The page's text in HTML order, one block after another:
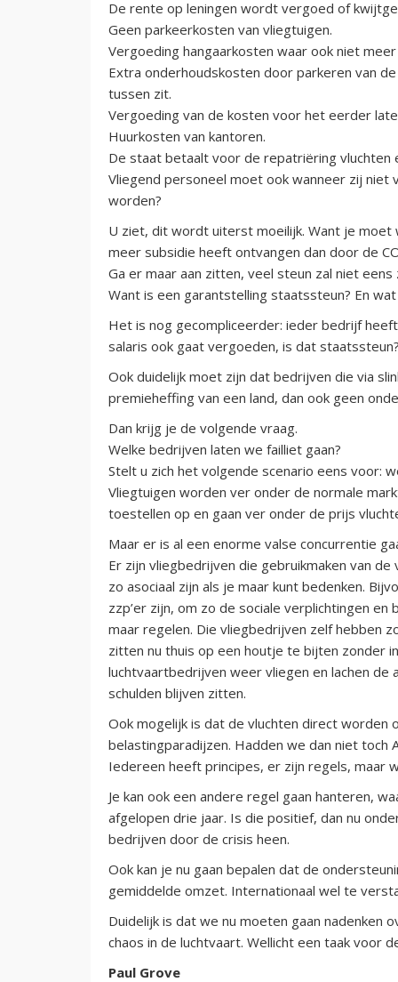
De rente op leningen wordt vergoed of
Geen parkeerkosten van vliegtuigen.
Vergoeding hangaarkosten waar ook niet
Extra onderhoudskosten door parkeren van
tussen zit.
Vergoeding van de kosten voor het eerder
Huurkosten van kantoren.
De staat betaalt voor de repatriëring
Vliegend personeel moet ook wanneer zij
worden?
U ziet, dit wordt uiterst moeilijk. Want je
meer subsidie heeft ontvangen dan door de
Ga er maar aan zitten, veel steun zal niet eens
Want is een garantstelling staatssteun? En
Het is nog gecompliceerder: ieder bedrijf
salaris ook gaat vergoeden, is dat
Ook duidelijk moet zijn dat bedrijven die via
premieheffing van een land, dan ook geen
Dan krijg je de volgende vraag.
Welke bedrijven laten we failliet gaan?
Stelt u zich het volgende scenario eens voor:
Vliegtuigen worden ver onder de normale
toestellen op en gaan ver onder de prijs
Maar er is al een enorme valse concurrentie
Er zijn vliegbedrijven die gebruikmaken van
zo asociaal zijn als je maar kunt bedenken.
zzp’er zijn, om zo de sociale verplichtingen
maar regelen. Die vliegbedrijven zelf hebben
zitten nu thuis op een houtje te bijten zonder
luchtvaartbedrijven weer vliegen en lachen
schulden blijven zitten.
Ook mogelijk is dat de vluchten direct worden
belastingparadijzen. Hadden we dan niet
Iedereen heeft principes, er zijn regels, maar
Je kan ook een andere regel gaan hanteren,
afgelopen drie jaar. Is die positief, dan nu
bedrijven door de crisis heen.
Ook kan je nu gaan bepalen dat de
gemiddelde omzet. Internationaal wel te
Duidelijk is dat we nu moeten gaan
chaos in de luchtvaart. Wellicht een taak voor
Paul Grove